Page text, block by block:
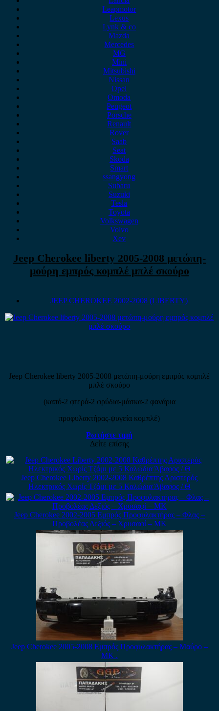
Leapmotor
Lexus
Lynk & co
Mazda
Mercedes
MG
Mini
Mitsubishi
Nissan
Opel
Omoda
Peugeot
Porsche
Renault
Rover
Saab
Seat
Skoda
Smart
ssangyong
Subaru
Suzuki
Tesla
Toyota
Volkswagen
Volvo
Xev
Jeep Cherokee liberty 2005-2008 μετώπη-
μούρη εμπρός κομπλέ μπλέ σκούρο
JEEP CHEROKEE 2002-2008 (LIBERTY)
Jeep Cherokee liberty 2005-2008 μετώπη-μούρη εμπρός κομπλέ
μπλέ σκούρο
(καπό-2 φτερά-2 φρύδια-μάσκα-2 φανάρια
προφυλακτήρας-ψυγεία κομπλέ)
Ρωτήστε τιμή
Δείτε επίσης
Jeep Cherokee Liberty 2002-2008 Καθρέπτης Αριστερός
Ηλεκτρικός Χωρίς Τζάμι με 5 Καλώδια Άβαφος / Θ
Jeep Cherokee 2002-2005 Εμπρός Προφυλακτήρας – Φλας –
Προβολέας Δεξιός – Χρυσαφί – ΜΚ
Jeep Cherokee 2005-2008 Εμπρός Προφυλακτήρας – Μαύρο –
ΜΚ .